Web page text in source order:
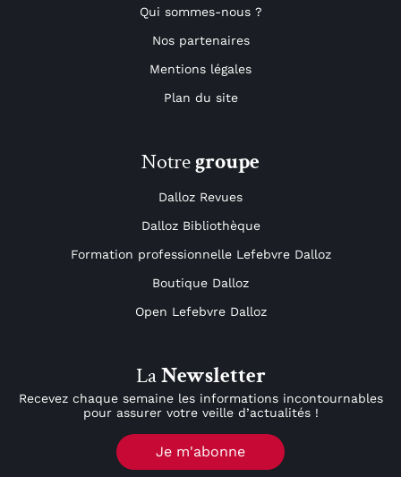
Qui sommes-nous ?
Nos partenaires
Mentions légales
Plan du site
Notregroupe
Dalloz Revues
Dalloz Bibliothèque
Formation professionnelle Lefebvre Dalloz
Boutique Dalloz
Open Lefebvre Dalloz
LaNewsletter
Recevez chaque semaine les informations incontournables
pour assurer votre veille d’actualités !
Je m'abonne